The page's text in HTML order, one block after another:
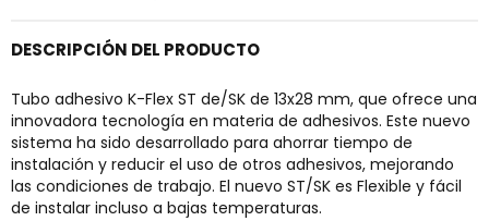
DESCRIPCIÓN DEL PRODUCTO
Tubo adhesivo K-Flex ST de/SK de 13x28 mm, que ofrece una
innovadora tecnología en materia de adhesivos. Este nuevo
sistema ha sido desarrollado para ahorrar tiempo de
instalación y reducir el uso de otros adhesivos, mejorando
las condiciones de trabajo. El nuevo ST/SK es Flexible y fácil
de instalar incluso a bajas temperaturas.